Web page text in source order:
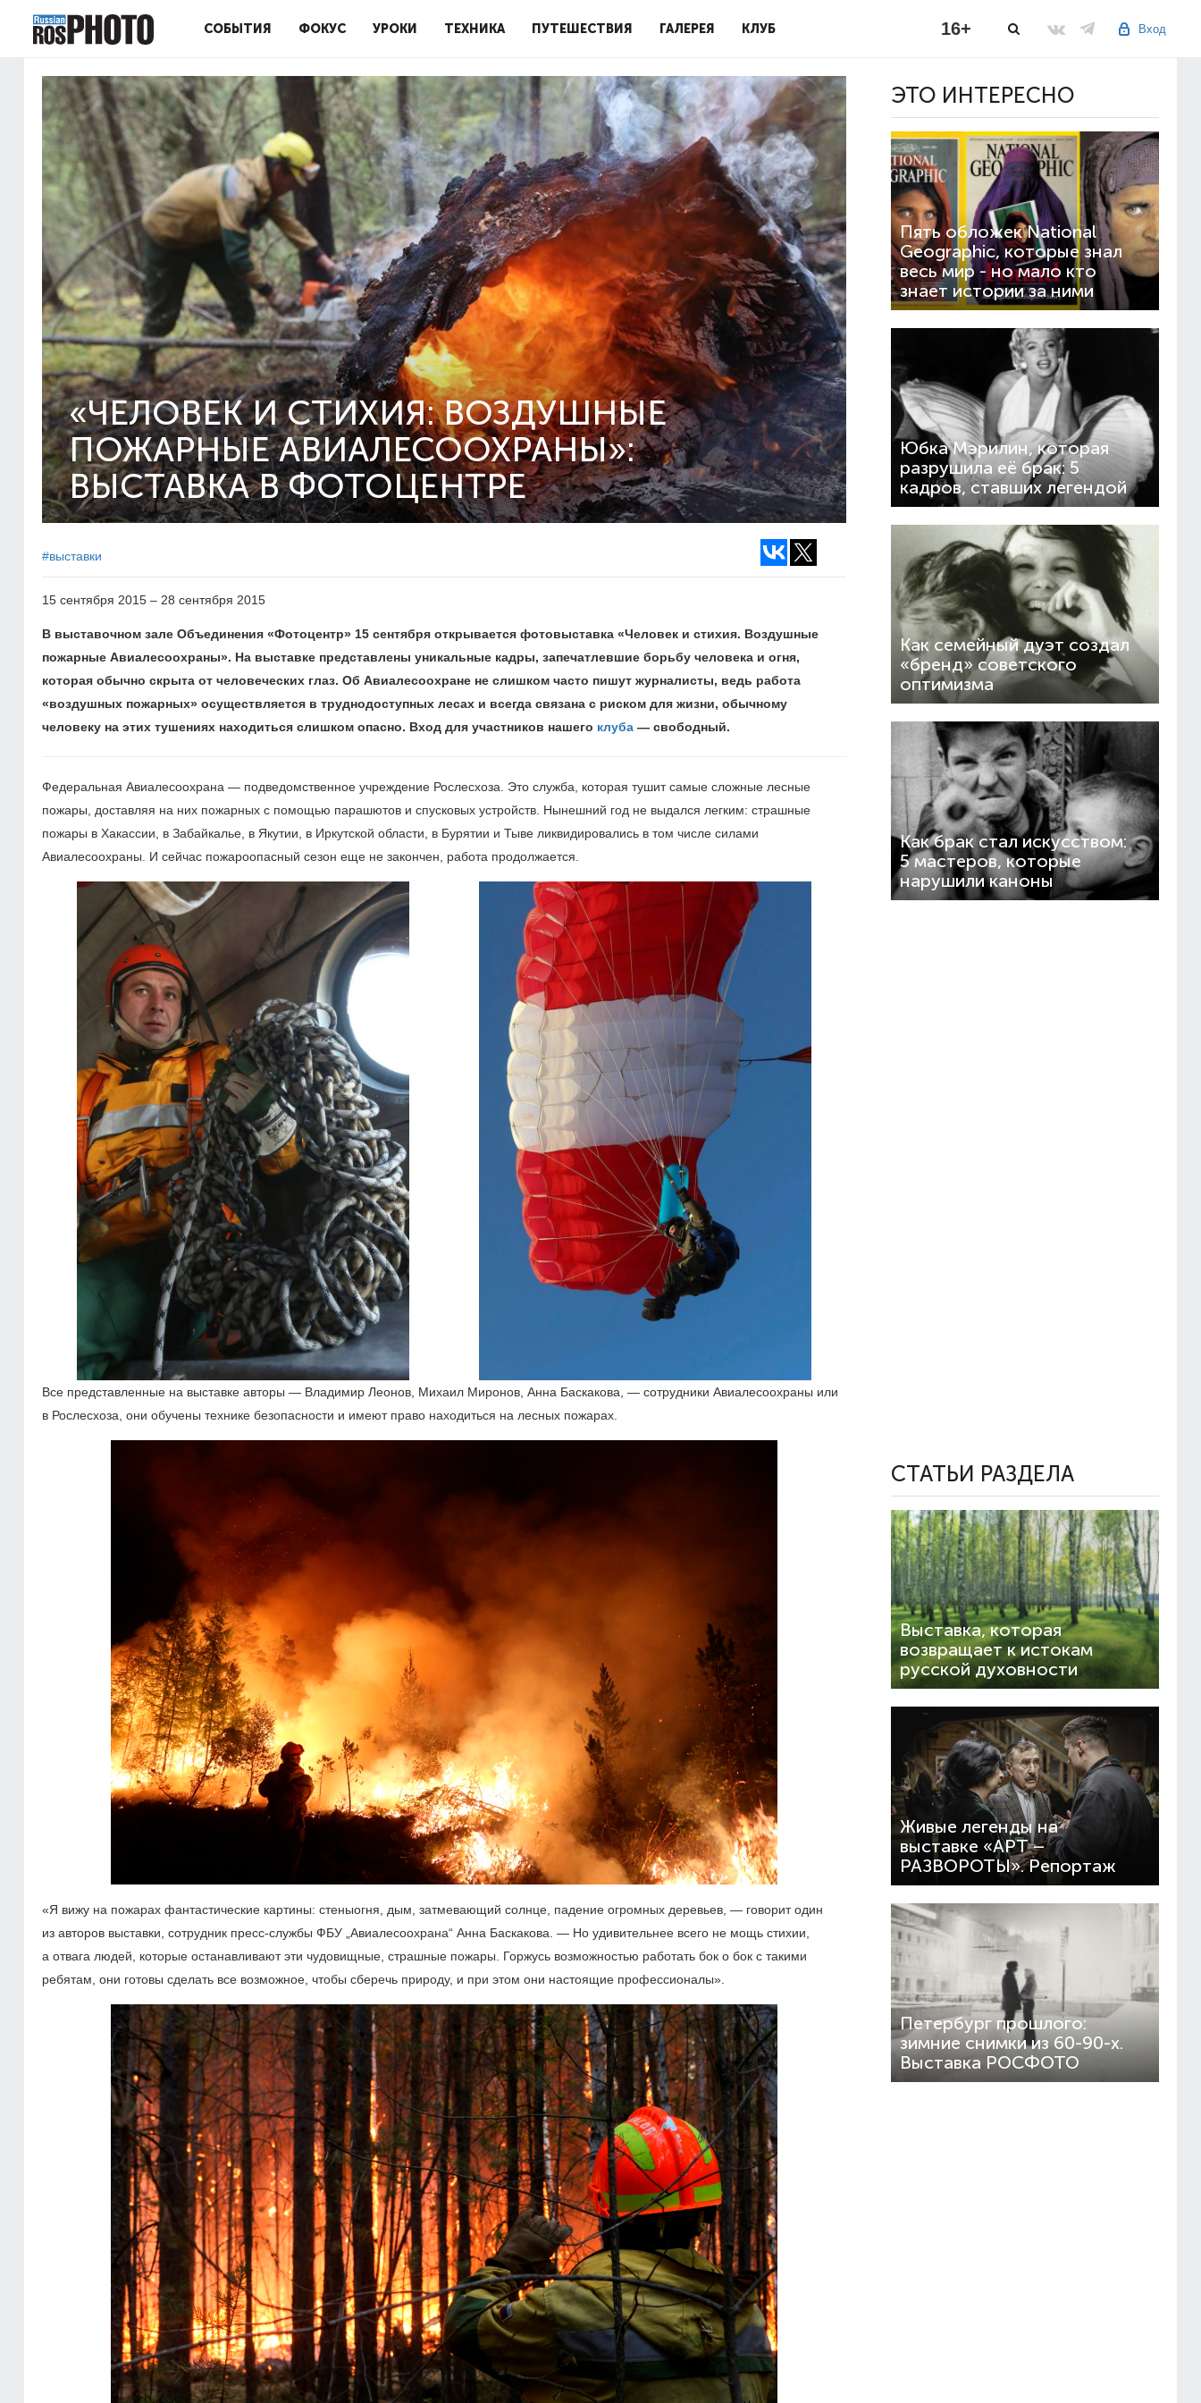
СОБЫТИЯ ФОКУС УРОКИ ТЕХНИКА ПУТЕШЕСТВИЯ ГАЛЕРЕЯ КЛУБ Вход
16+
«ЧЕЛОВЕК И СТИХИЯ: ВОЗДУШНЫЕ
ПОЖАРНЫЕ АВИАЛЕСООХРАНЫ»:
ВЫСТАВКА В ФОТОЦЕНТРЕ
#выставки
15 сентября 2015 – 28 сентября 2015
В выставочном зале Объединения «Фотоцентр» 15 сентября открывается фотовыставка «Человек и стихия. Воздушные
пожарные Авиалесоохраны». На выставке представлены уникальные кадры, запечатлевшие борьбу человека и огня,
которая обычно скрыта от человеческих глаз. Об Авиалесоохране не слишком часто пишут журналисты, ведь работа
«воздушных пожарных» осуществляется в труднодоступных лесах и всегда связана с риском для жизни, обычному
человеку на этих тушениях находиться слишком опасно. Вход для участников нашего клуба — свободный.
Федеральная Авиалесоохрана — подведомственное учреждение Рослесхоза. Это служба, которая тушит самые сложные лесные
пожары, доставляя на них пожарных с помощью парашютов и спусковых устройств. Нынешний год не выдался легким: страшные
пожары в Хакассии, в Забайкалье, в Якутии, в Иркутской области, в Бурятии и Тыве ликвидировались в том числе силами
Авиалесоохраны. И сейчас пожароопасный сезон еще не закончен, работа продолжается.
Все представленные на выставке авторы — Владимир Леонов, Михаил Миронов, Анна Баскакова, — сотрудники Авиалесоохраны или
в Рослесхоза, они обучены технике безопасности и имеют право находиться на лесных пожарах.
«Я вижу на пожарах фантастические картины: стеныогня, дым, затмевающий солнце, падение огромных деревьев, — говорит один
из авторов выставки, сотрудник пресс-службы ФБУ „Авиалесоохрана“ Анна Баскакова. — Но удивительнее всего не мощь стихии,
а отвага людей, которые останавливают эти чудовищные, страшные пожары. Горжусь возможностью работать бок о бок с такими
ребятам, они готовы сделать все возможное, чтобы сберечь природу, и при этом они настоящие профессионалы».
ЭТО ИНТЕРЕСНО
Пять обложек National
Geographic, которые знал
весь мир - но мало кто
знает истории за ними
Юбка Мэрилин, которая
разрушила её брак: 5
кадров, ставших легендой
Как семейный дуэт создал
«бренд» советского
оптимизма
Как брак стал искусством:
5 мастеров, которые
нарушили каноны
СТАТЬИ РАЗДЕЛА
Выставка, которая
возвращает к истокам
русской духовности
Живые легенды на
выставке «АРТ –
РАЗВОРОТЫ». Репортаж
Петербург прошлого:
зимние снимки из 60-90-х.
Выставка РОСФОТО